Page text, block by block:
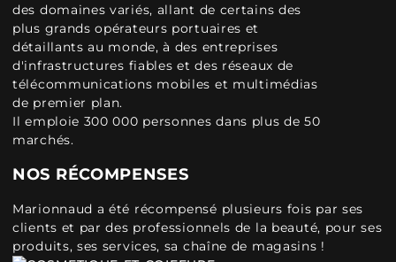
des domaines variés, allant de certains des
plus grands opérateurs portuaires et
détaillants au monde, à des entreprises
d'infrastructures fiables et des réseaux de
télécommunications mobiles et multimédias
de premier plan.
Il emploie 300 000 personnes dans plus de 50
marchés.
NOS RÉCOMPENSES
Marionnaud a été récompensé plusieurs fois par ses
clients et par des professionnels de la beauté, pour ses
produits, ses services, sa chaîne de magasins !